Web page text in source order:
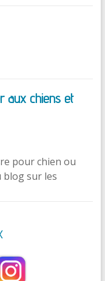
aux chiens et
pour chien ou
blog sur les